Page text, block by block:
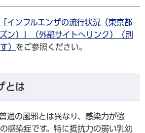
「インフルエンザの流行状況（東京都
）」（外部サイトへリンク）（別
） をご参照ください。
とは
通の風邪とは異なり、感染力が強
感染症です。特に抵抗力の弱い乳幼